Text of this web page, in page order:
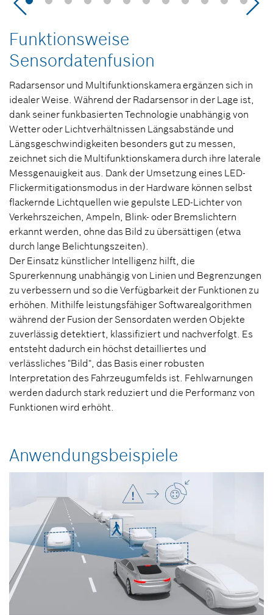
Funktionsweise
Sensordatenfusion
Radarsensor und Multifunktionskamera ergänzen sich in
idealer Weise. Während der Radarsensor in der Lage ist,
dank seiner funkbasierten Technologie unabhängig von
Wetter oder Lichtverhältnissen Längsabstände und
Längsgeschwindigkeiten besonders gut zu messen,
zeichnet sich die Multifunktionskamera durch ihre laterale
Messgenauigkeit aus. Dank der Umsetzung eines LED-
Flickermitigationsmodus in der Hardware können selbst
flackernde Lichtquellen wie gepulste LED-Lichter von
Verkehrszeichen, Ampeln, Blink- oder Bremslichtern
erkannt werden, ohne das Bild zu übersättigen (etwa
durch lange Belichtungszeiten).
Der Einsatz künstlicher Intelligenz hilft, die
Spurerkennung unabhängig von Linien und Begrenzungen
zu verbessern und so die Verfügbarkeit der Funktionen zu
erhöhen. Mithilfe leistungsfähiger Softwarealgorithmen
während der Fusion der Sensordaten werden Objekte
zuverlässig detektiert, klassifiziert und nachverfolgt. Es
entsteht dadurch ein höchst detailliertes und
verlässliches "Bild", das Basis einer robusten
Interpretation des Fahrzeugumfelds ist. Fehlwarnungen
werden dadurch stark reduziert und die Performanz von
Funktionen wird erhöht.
Anwendungsbeispiele